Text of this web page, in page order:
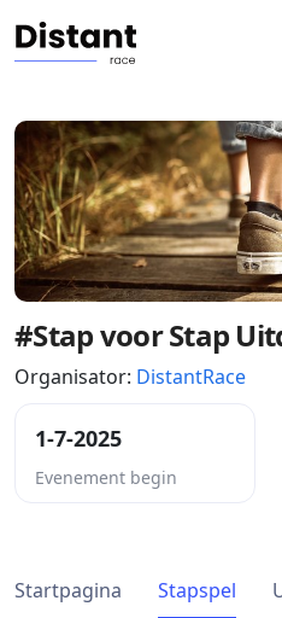
#Stap voor Stap
Organisator: DistantRace
1-7-2025
Evenement begin
Startpagina Stapspel